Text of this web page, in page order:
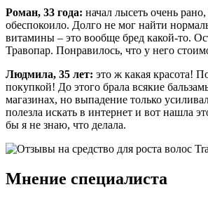
Роман, 33 года: начал лысеть очень
обеспокоило. Долго не мог найти
витамины – это вообще бред какой-то.
Травопар. Понравилось, что у него
Людмила, 35 лет: это ж какая красота!
покупкой! До этого брала всякие
магазинах, но выпадение только
полезла искать в интернет и вот нашла
бы я не знаю, что делала.
Мнение специалиста